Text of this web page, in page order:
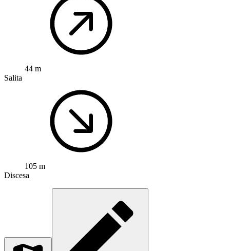
44 m
Salita
105 m
Discesa